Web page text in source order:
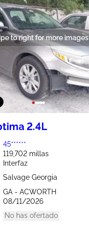
to right for more images
2.4L
45******
119,702 millas
Interfaz
Salvage Georgia
GA - ACWORTH
08/11/2026
No has ofertado